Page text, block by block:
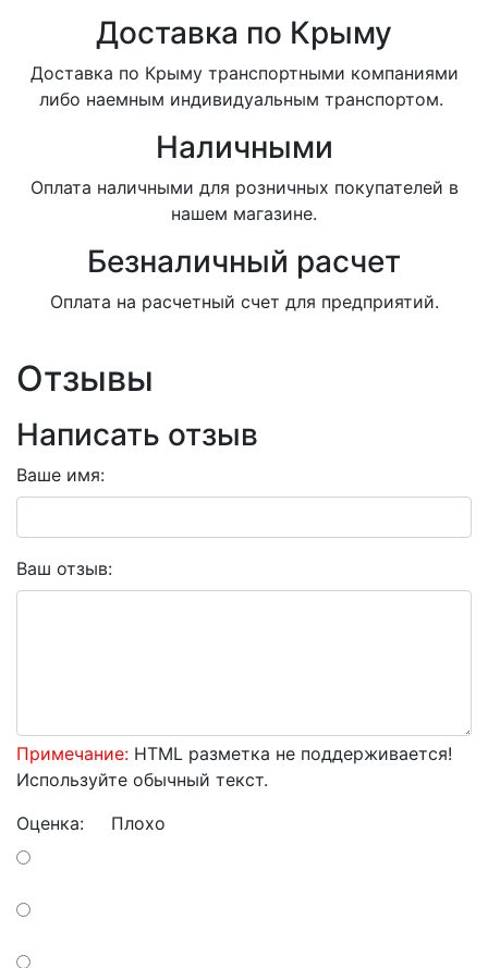
Доставка по Крыму
Доставка по Крыму транспортными компаниями
либо наемным индивидуальным транспортом.
Наличными
Оплата наличными для розничных покупателей в
нашем магазине.
Безналичный расчет
Оплата на расчетный счет для предприятий.
Отзывы
Написать отзыв
Ваше имя:
Ваш отзыв:
Примечание: HTML разметка не поддерживается!
Используйте обычный текст.
Оценка: Плохо